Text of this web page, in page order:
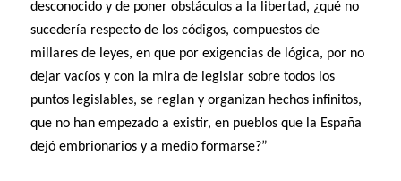
desconocido y de poner obstáculos a la libertad, ¿qué no
sucedería respecto de los códigos, compuestos de
millares de leyes, en que por exigencias de lógica, por no
dejar vacíos y con la mira de legislar sobre todos los
puntos legislables, se reglan y organizan hechos infinitos,
que no han empezado a existir, en pueblos que la España
dejó embrionarios y a medio formarse?”